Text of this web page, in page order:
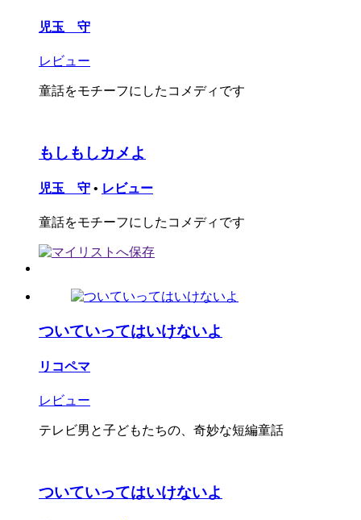
児玉 守
レビュー
童話をモチーフにしたコメディです
もしもしカメよ
児玉 守 • レビュー
童話をモチーフにしたコメディです
ついていってはいけないよ
リコペマ
レビュー
テレビ男と子どもたちの、奇妙な短編童話
ついていってはいけないよ